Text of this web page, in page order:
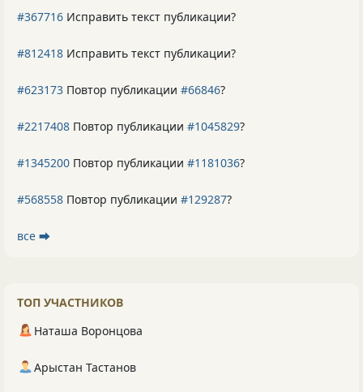
#367716 Исправить текст публикации?
#812418 Исправить текст публикации?
#623173 Повтор публикации #66846?
#2217408 Повтор публикации #1045829?
#1345200 Повтор публикации #1181036?
#568558 Повтор публикации #129287?
все ⮕
ТОП УЧАСТНИКОВ
Наташа Воронцова
Арыстан Тастанов